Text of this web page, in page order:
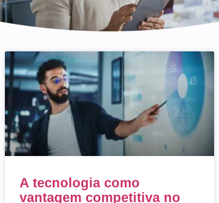
A tecnologia como
vantagem competitiva no